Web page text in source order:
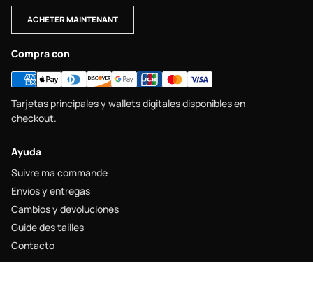
ACHETER MAINTENANT
Compra con
Tarjetas principales y wallets digitales disponibles en
checkout.
Ayuda
Suivre ma commande
Envíos y entregas
Cambios y devoluciones
Guide des tailles
Contacto